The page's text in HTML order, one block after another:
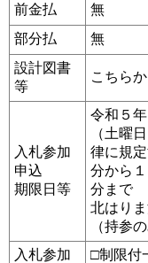
前金払
無
部分払
無
設計図書
等
こちら
入札参加
申込
期限日等
令和５
（土曜
律に規
分から
分まで
北はり
（持参の
入札参加
□制限付